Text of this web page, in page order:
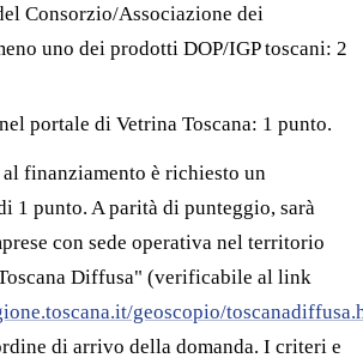
Consorzio/Associazione dei
uno dei prodotti DOP/IGP toscani: 2
portale di Vetrina Toscana: 1 punto.
al finanziamento è richiesto un
1 punto. A parità di punteggio, sarà
con sede operativa nel territorio
Diffusa" (verificabile al link
geoscopio/
di arrivo della domanda. I criteri e